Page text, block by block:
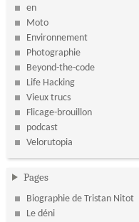
en
Moto
Environnement
Photographie
Beyond-the-code
Life Hacking
Vieux trucs
Flicage-brouillon
podcast
Velorutopia
Pages
Biographie de Tristan Nitot
Le déni